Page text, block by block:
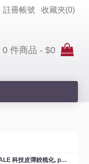
註冊帳號 收藏夾(0)
0 件商品 - $0
VALE 科技皮彈鉸梳化, promotion